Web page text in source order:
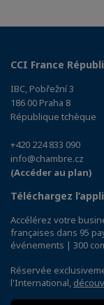
CCI France
IBC, Pobřežní 3
186 00 Praha 8
République tchèque
+420 224 833 090
info@chambre.cz
(Accéder au plan)
Téléchargez
Accélérez votre
françaises dans 95
événements | 300
Réservée
l'International,